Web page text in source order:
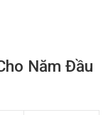
Năm Đầu